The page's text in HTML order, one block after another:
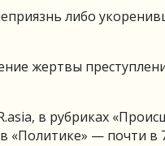
либо
жертвы
в рубриках
«Политике» — почти в